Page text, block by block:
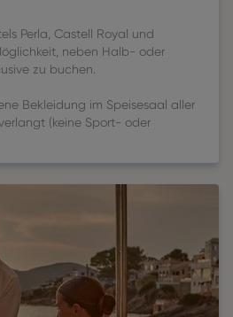
Perla, Castell Royal und
neben Halb- oder
zu buchen.
Bekleidung im Speisesaal aller
(keine Sport- oder